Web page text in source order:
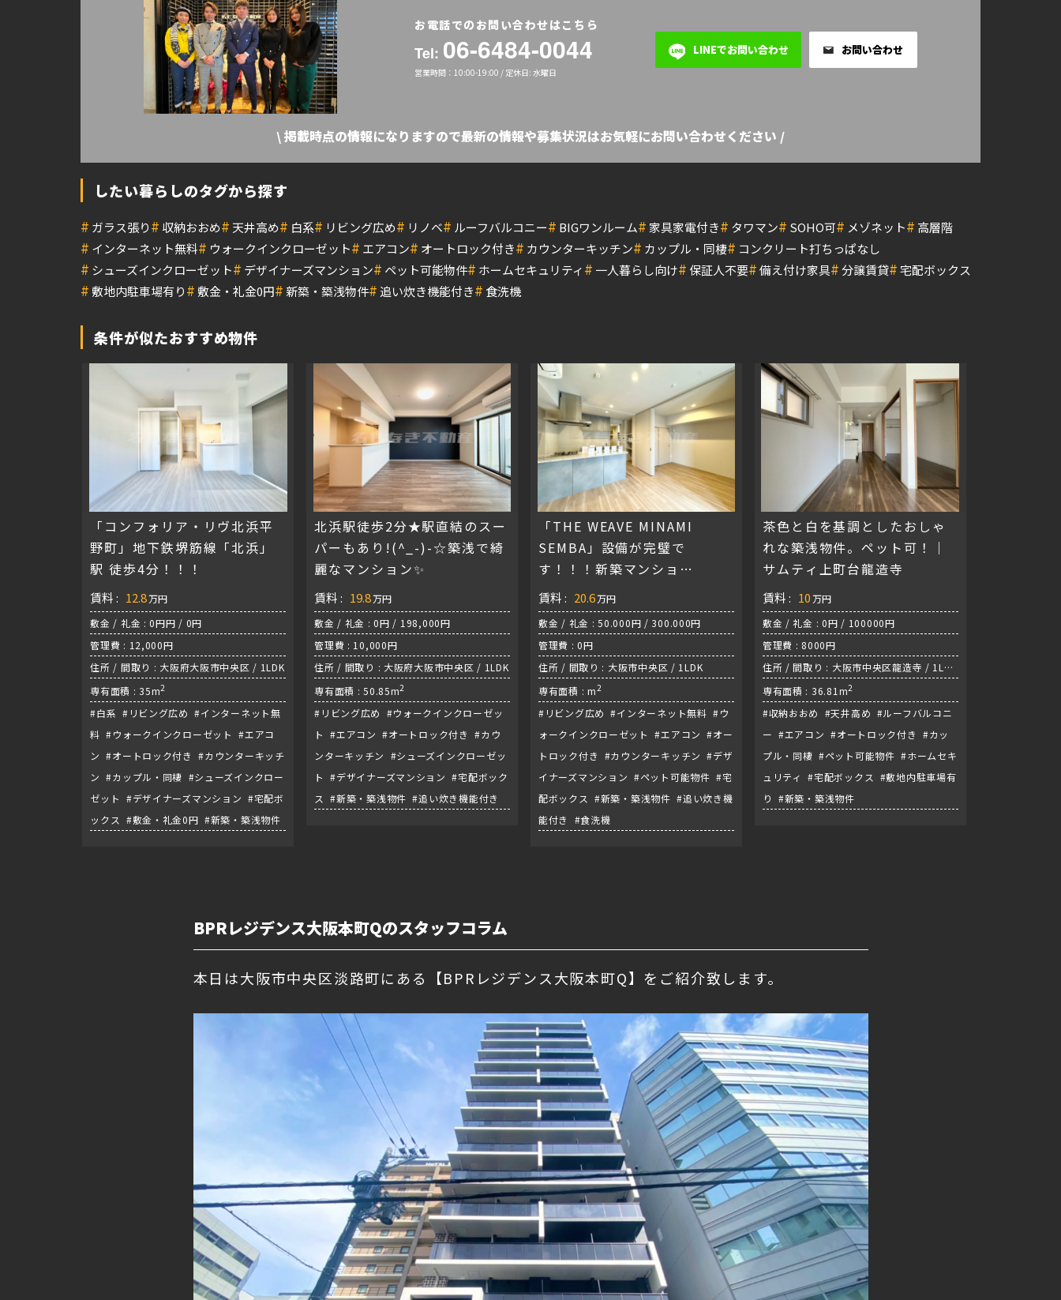
お電話でのお問い合わせはこちら
Tel: 06-6484-0044
営業時間：10:00-19:00 / 定休日: 水曜日
LINEでお問い合わせ お問い合わせ
\ 掲載時点の情報になりますので最新の情報や募集状況はお気軽にお問い合わせください /
したい暮らしのタグから探す
# ガラス張り# 収納おおめ# 天井高め# 白系# リビング広め# リノベ# ルーフバルコニー# BIGワンルーム#家具家電付き# タワマン# SOHO可# メゾネット# 高層階
# インターネット無料# ウォークインクローゼット# エアコン# オートロック付き# カウンターキッチン# カップル・同棲# コンクリート打ちっぱなし
# シューズインクローゼット# デザイナーズマンション# ペット可能物件# ホームセキュリティ# 一人暮らし向け#保証人不要#備え付け家具#分譲賃貸#宅配ボックス
# 敷地内駐車場有り# 敷金・礼金0円#新築・築浅物件#追い炊き機能付き# 食洗機
条件が似たおすすめ物件
「コンフォリア・リヴ北浜平
野町」地下鉄堺筋線「北浜」
駅 徒歩4分！！！
賃料 : 12.8万円
敷金 / 礼金 : 0円円 / 0円
管理費 : 12,000円
住所 / 間取り : 大阪府大阪市中央区 / 1LDK
専有面積 : 35m2
#白系 #リビング広め #インターネット無
料 #ウォークインクローゼット #エアコ
ン #オートロック付き #カウンターキッチ
ン #カップル・同棲 #シューズインクロー
ゼット #デザイナーズマンション #宅配ボ
ックス #敷金・礼金0円 #新築・築浅物件
北浜駅徒歩2分★駅直結のスー
パーもあり!(^_-)-☆築浅で綺
麗なマンション✨
賃料 : 19.8万円
敷金 / 礼金 : 0円 / 198,000円
管理費 : 10,000円
住所 / 間取り : 大阪府大阪市中央区 / 1LDK
専有面積 : 50.85m2
#リビング広め #ウォークインクローゼッ
ト #エアコン #オートロック付き #カウ
ンターキッチン #シューズインクローゼッ
ト #デザイナーズマンション #宅配ボック
ス #新築・築浅物件 #追い炊き機能付き
「THE WEAVE MINAMI
SEMBA」設備が完璧で
す！！！新築マンショ
ン！！！
賃料 : 20.6万円
敷金 / 礼金 : 50.000円 / 300.000円
管理費 : 0円
住所 / 間取り : 大阪市中央区 / 1LDK
専有面積 : m2
#リビング広め #インターネット無料 #ウ
ォークインクローゼット #エアコン #オー
トロック付き #カウンターキッチン #デザ
イナーズマンション #ペット可能物件 #宅
配ボックス #新築・築浅物件 #追い炊き機
能付き #食洗機
茶色と白を基調としたおしゃ
れな築浅物件。ペット可！｜
サムティ上町台龍造寺
賃料 : 10万円
敷金 / 礼金 : 0円 / 100000円
管理費 : 8000円
住所 / 間取り : 大阪市中央区龍造寺 / 1LDK
/ 谷町線『谷町六丁目駅』
専有面積 : 36.81m2
#収納おおめ #天井高め #ルーフバルコニ
ー #エアコン #オートロック付き #カッ
プル・同棲 #ペット可能物件 #ホームセキ
ュリティ #宅配ボックス #敷地内駐車場有
り #新築・築浅物件
BPRレジデンス大阪本町Qのスタッフコラム
本日は大阪市中央区淡路町にある【BPRレジデンス大阪本町Q】をご紹介致します。